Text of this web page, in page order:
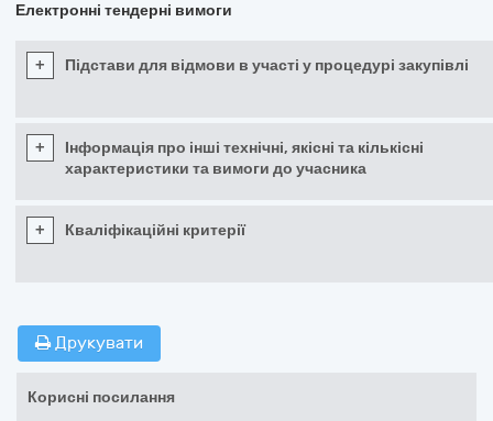
Електронні тендерні вимоги
+ Підстави для відмови в участі у процедурі закупівлі
+
Інформація про інші технічні, якісні та кількісні
характеристики та вимоги до учасника
+ Кваліфікаційні критерії
Друкувати
Корисні посилання